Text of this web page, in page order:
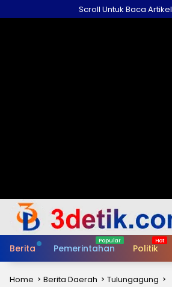
to
Scroll Untuk Baca Artikel
Berita Pemerintahan Politik
Home Berita Daerah Tulungagung